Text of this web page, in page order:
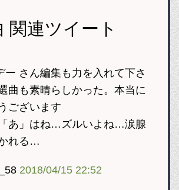
関連ツイート
ー さん編集も力を入れて下さ
曲も素晴らしかった。本当に
ございます
「あ」はね…ズルいよね…涙腺
れる…
2018/04/15 22:52